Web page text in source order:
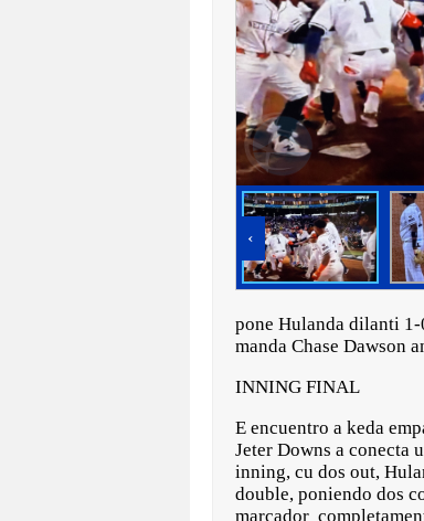
‹
pone Hulanda dilanti
manda Chase Dawson
INNING FINAL
E encuentro a keda
Jeter Downs a conecta
inning, cu dos out,
double, poniendo dos
marcador